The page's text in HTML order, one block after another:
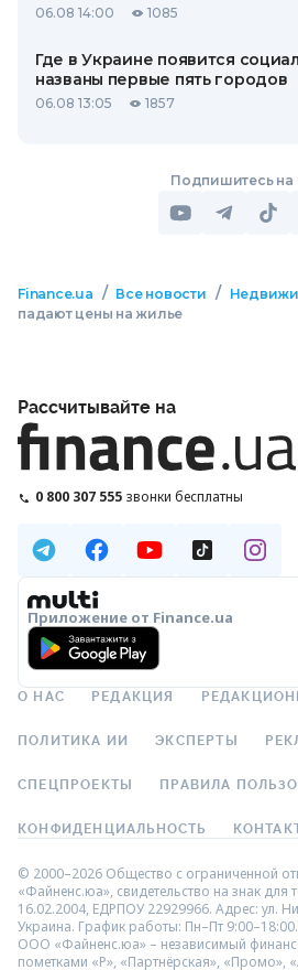
06.08 14:00 1085
Где в Украине появится
названы первые пять городов
06.08 13:05 1857
Подпишитесь на
Finance.ua / Все новости /
падают цены на жилье
Рассчитывайте на
0 800 307 555 звонки бесплатны
Приложение от Finance.ua
О НАС РЕДАКЦИЯ
ПОЛИТИКА ИИ ЭКСПЕРТЫ
СПЕЦПРОЕКТЫ ПРАВИЛА
КОНФИДЕНЦИАЛЬНОСТЬ
© 2000–2026 Общество с ограниченной
«Файненс.юа», свидетельство на знак для
16.02.2004, ЕДРПОУ 22929966. Адрес: ул.
Украина. График работы: Пн–Пт 9:00–18:00.
ООО «Файненс.юа» – независимый
пометками «Р», «Партнёрская», «Промо»,